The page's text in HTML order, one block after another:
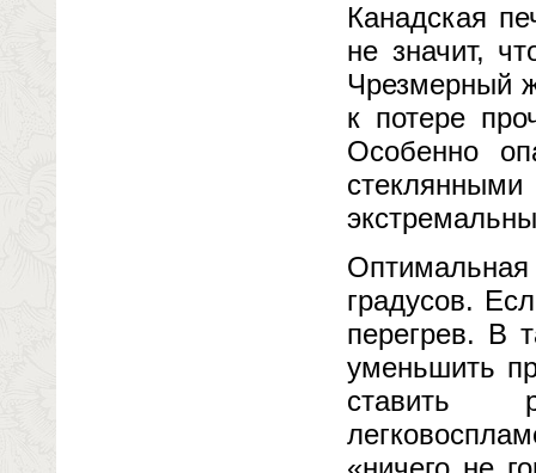
Канадская
не значит,
Чрезмерный
к потере
Особенно
градусов.
перегрев. В
уменьшить